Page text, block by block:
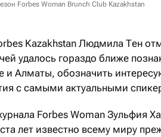
Forbes Woman Brunch Club Kazakhstan
Kazakhstan Людмила Тен
удалось гораздо ближе
и Алматы, обозначить
с самыми актуальными
Forbes Woman Зульфия
лет известно всему миру